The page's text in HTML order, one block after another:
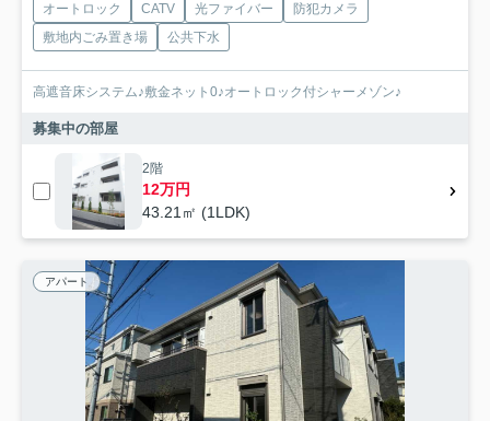
オートロック CATV 光ファイバー
防犯カメラ
敷地内ごみ置き場
公共下水
高遮音床システム♪敷金ネット0♪オートロック付シャーメゾン♪
募集中の部屋
2階
12万円
43.21㎡ (1LDK)
アパート